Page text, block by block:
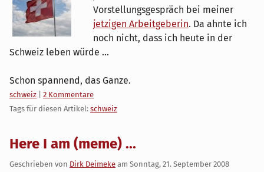
Vorstellungsgespräch bei meiner
jetzigen Arbeitgeberin. Da ahnte ich
noch nicht, dass ich heute in der
Schweiz leben würde ...
Schon spannend, das Ganze.
Kategorien:
schweiz
2 Kommentare
Tags für diesen Artikel: schweiz
Here I am (meme) ...
Geschrieben von Dirk Deimeke am Sonntag, 21. September 2008